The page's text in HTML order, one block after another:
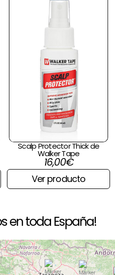
Scalp Protector Thick de
Walker Tape
16,00€
Ver producto
en toda España!